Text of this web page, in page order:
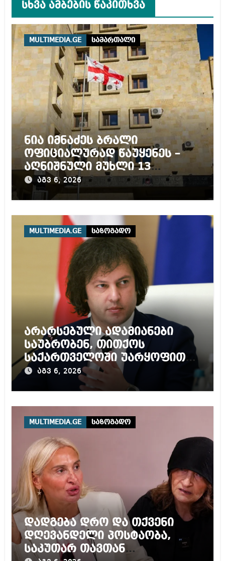
სხვა ამბების წაკითხვა
MULTIMEDIA.GE სამართალი
ნია იმნაძეს ბრალი
ოფიციალურად წაუყენეს –
აღნიშნული მუხლი 13
წლამდე პატიმრობას
ითვალისწინებს
აგვ 6, 2026
MULTIMEDIA.GE საზოგადო
არარსებული ადამიანები
საუბრობენ, თითქოს
საქართველოში უარყოფითი
გარემოა შექმნილი რუსი
ტურისტებისთვის, ჩვენი კარი
აგვ 6, 2026
MULTIMEDIA.GE საზოგადო
დადგება დრო და თქვენი
დღევანდელი პოსტაობა,
საკუთარ თავთან